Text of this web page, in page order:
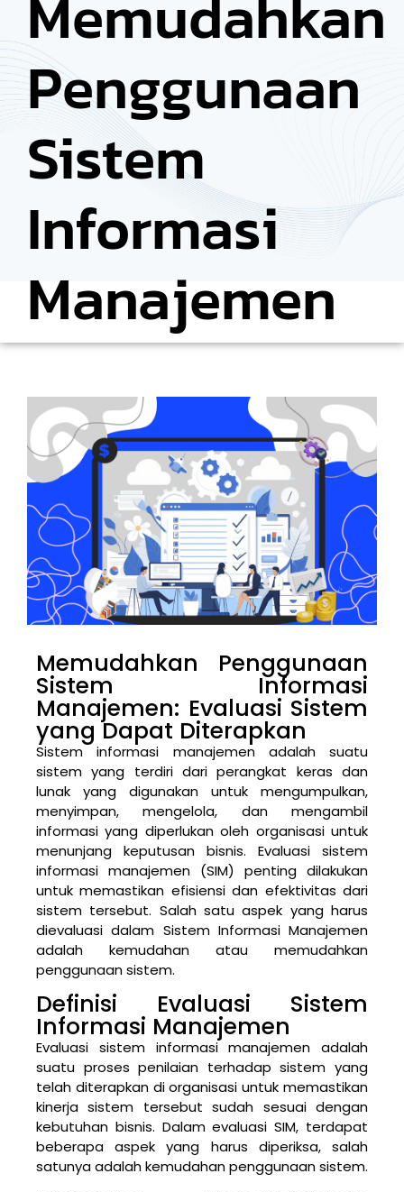
Penggunaan
Sistem
Informasi
Manajemen
Memudahkan Penggunaan
Sistem Informasi
Manajemen: Evaluasi Sistem
yang Dapat Diterapkan
Sistem informasi manajemen adalah suatu
sistem yang terdiri dari perangkat keras dan
lunak yang digunakan untuk mengumpulkan,
menyimpan, mengelola, dan mengambil
informasi yang diperlukan oleh organisasi untuk
menunjang keputusan bisnis. Evaluasi sistem
informasi manajemen (SIM) penting dilakukan
untuk memastikan efisiensi dan efektivitas dari
sistem tersebut. Salah satu aspek yang harus
dievaluasi dalam Sistem Informasi Manajemen
adalah kemudahan atau memudahkan
penggunaan sistem.
Definisi Evaluasi Sistem
Informasi Manajemen
Evaluasi sistem informasi manajemen adalah
suatu proses penilaian terhadap sistem yang
telah diterapkan di organisasi untuk memastikan
kinerja sistem tersebut sudah sesuai dengan
kebutuhan bisnis. Dalam evaluasi SIM, terdapat
beberapa aspek yang harus diperiksa, salah
satunya adalah kemudahan penggunaan sistem.